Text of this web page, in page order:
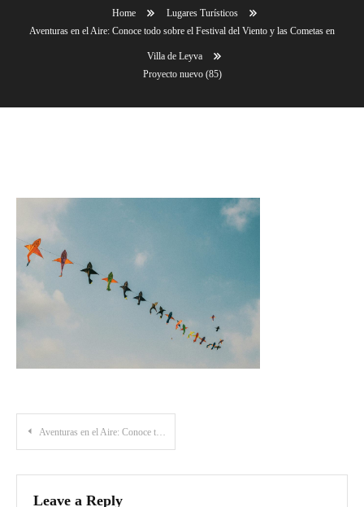
Home
Lugares Turísticos
Aventuras en el Aire: Conoce todo sobre el Festival del Viento y las Cometas en
Villa de Leyva
Proyecto nuevo (85)
Post
navigation
Aventuras en el Aire: Conoce todo sobre el Festival del Viento y las Cometas en Villa de Leyva
Leave a Reply